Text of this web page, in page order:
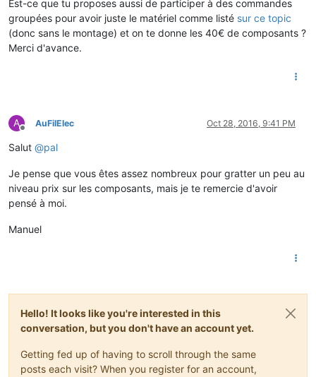
Est-ce que tu proposes aussi de participer à des commandes
groupées pour avoir juste le matériel comme listé sur ce topic
(donc sans le montage) et on te donne les 40€ de composants ?
Merci d'avance.
A
Offline
AuFilElec Oct 28, 2016, 9:41 PM
Salut @pal
Je pense que vous êtes assez nombreux pour gratter un peu au
niveau prix sur les composants, mais je te remercie d'avoir
pensé à moi.
Manuel
Hello! It looks like you're interested in this
conversation, but you don't have an account yet.
Getting fed up of having to scroll through the same
posts each visit? When you register for an account,